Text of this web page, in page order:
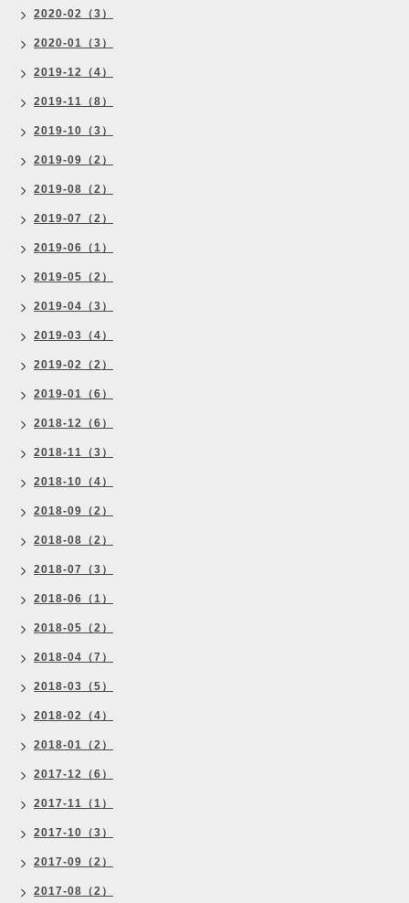
2020-02（3）
2020-01（3）
2019-12（4）
2019-11（8）
2019-10（3）
2019-09（2）
2019-08（2）
2019-07（2）
2019-06（1）
2019-05（2）
2019-04（3）
2019-03（4）
2019-02（2）
2019-01（6）
2018-12（6）
2018-11（3）
2018-10（4）
2018-09（2）
2018-08（2）
2018-07（3）
2018-06（1）
2018-05（2）
2018-04（7）
2018-03（5）
2018-02（4）
2018-01（2）
2017-12（6）
2017-11（1）
2017-10（3）
2017-09（2）
2017-08（2）